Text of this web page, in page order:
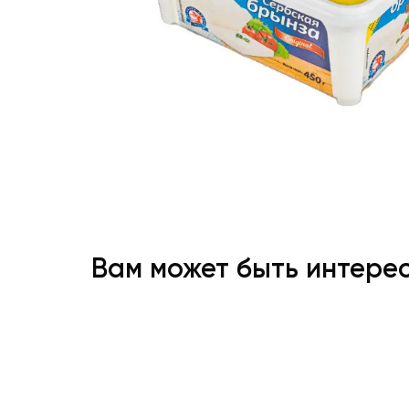
Вам может быть